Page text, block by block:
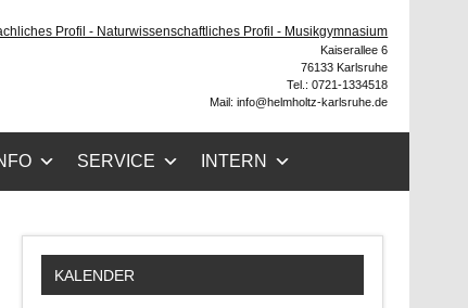
Profil - Naturwissenschaftliches Profil - Musikgymnasium
Kaiserallee 6
76133 Karlsruhe
Tel.: 0721-1334518
Mail: info@helmholtz-karlsruhe.de
SERVICE INTERN
KALENDER